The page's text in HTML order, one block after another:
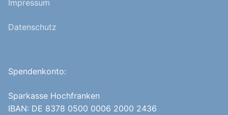
Impressum
Datenschutz
Spendenkonto:
Sparkasse Hochfranken
IBAN: DE 8378 0500 0006 2000 2436